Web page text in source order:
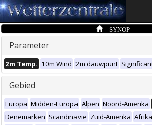
SYNOP
Parameter
2m Temp. 10m Wind 2m dauwpunt
Gebied
Europa Midden-Europa Alpen Noord-Amerika
Denemarken Scandinavië Zuid-Amerika Afrika